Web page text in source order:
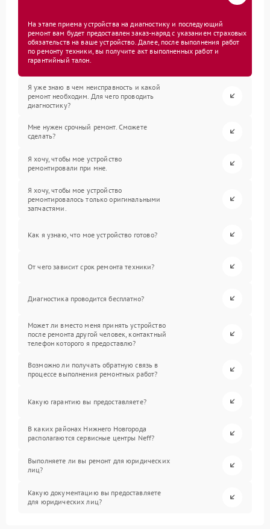
На этапе приема устройства на диагностику и последующий
ремонт вам будет предоставлен заказ-наряд с указанием страховых
обязательств на ваше устройство. Далее, после выполнения работ
по ремонту техники, вы получите акт выполненных работ и
гарантийный талон.
Я уже знаю в чем неисправность и какой
ремонт необходим. Для чего проводить
диагностику?
Мне нужен срочный ремонт. Сможете
сделать?
Я хочу, чтобы мое устройство
ремонтировали при мне.
Я хочу, чтобы мое устройство
ремонтировалось только оригинальными
запчастями.
Как я узнаю, что мое устройство готово?
От чего зависит срок ремонта техники?
Диагностика проводится бесплатно?
Может ли вместо меня принять устройство
после ремонта другой человек, контактный
телефон которого я предоставлю?
Возможно ли получать обратную связь в
процессе выполнения ремонтных работ?
Какую гарантию вы предоставляете?
В каких районах Нижнего Новгорода
располагаются сервисные центры Neff?
Выполняете ли вы ремонт для юридических
лиц?
Какую документацию вы предоставляете
для юридических лиц?